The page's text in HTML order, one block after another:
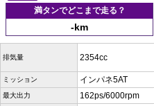
満タンでどこまで走る？
-km
排気量 2354cc
ミッション インパネ5AT
最大出力 162ps/6000rpm